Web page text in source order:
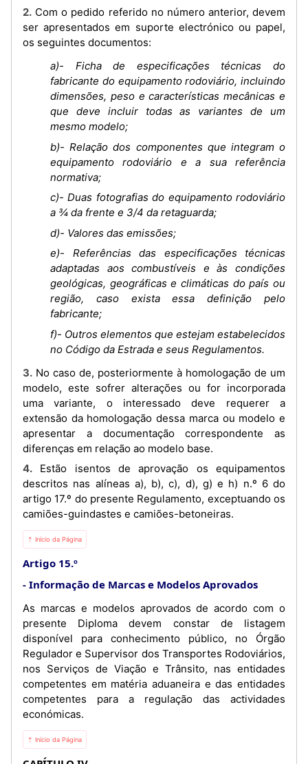
2. Com o pedido referido no número anterior, devem
ser apresentados em suporte electrónico ou papel,
os seguintes documentos:
a)- Ficha de especificações técnicas do
fabricante do equipamento rodoviário, incluindo
dimensões, peso e características mecânicas e
que deve incluir todas as variantes de um
mesmo modelo;
b)- Relação dos componentes que integram o
equipamento rodoviário e a sua referência
normativa;
c)- Duas fotografias do equipamento rodoviário
a ¾ da frente e 3/4 da retaguarda;
d)- Valores das emissões;
e)- Referências das especificações técnicas
adaptadas aos combustíveis e às condições
geológicas, geográficas e climáticas do país ou
região, caso exista essa definição pelo
fabricante;
f)- Outros elementos que estejam estabelecidos
no Código da Estrada e seus Regulamentos.
3. No caso de, posteriormente à homologação de um
modelo, este sofrer alterações ou for incorporada
uma variante, o interessado deve requerer a
extensão da homologação dessa marca ou modelo e
apresentar a documentação correspondente as
diferenças em relação ao modelo base.
4. Estão isentos de aprovação os equipamentos
descritos nas alíneas a), b), c), d), g) e h) n.º 6 do
artigo 17.º do presente Regulamento, exceptuando os
camiões-guindastes e camiões-betoneiras.
⇡ Início da Página
Artigo 15.º
Informação de Marcas e Modelos Aprovados
As marcas e modelos aprovados de acordo com o
presente Diploma devem constar de listagem
disponível para conhecimento público, no Órgão
Regulador e Supervisor dos Transportes Rodoviários,
nos Serviços de Viação e Trânsito, nas entidades
competentes em matéria aduaneira e das entidades
competentes para a regulação das actividades
económicas.
⇡ Início da Página